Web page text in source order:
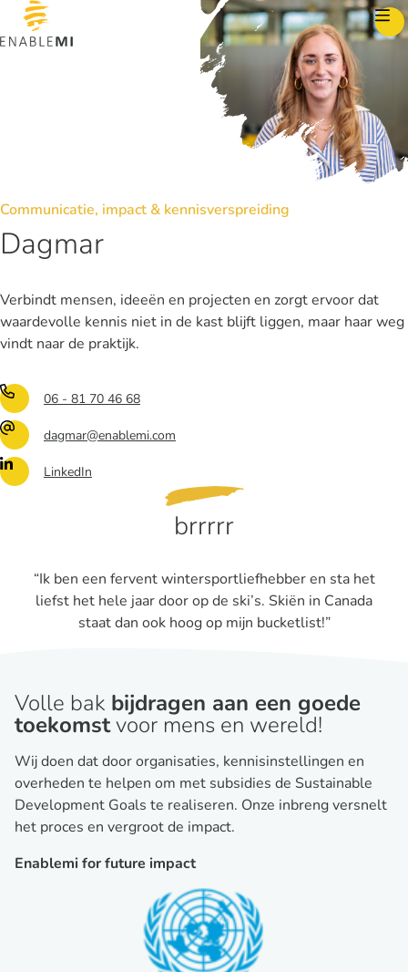
Skip to content
Communicatie, impact & kennisverspreiding
Dagmar
Verbindt mensen, ideeën en projecten en zorgt ervoor dat
waardevolle kennis niet in de kast blijft liggen, maar haar weg
vindt naar de praktijk.
06 - 81 70 46 68
dagmar@enablemi.com
LinkedIn
brrrrr
“Ik ben een fervent wintersportliefhebber en sta het
liefst het hele jaar door op de ski’s. Skiën in Canada
staat dan ook hoog op mijn bucketlist!”
Volle bak bijdragen aan een goede
toekomstvoor mens en wereld!
Wij doen dat door organisaties, kennisinstellingen en
overheden te helpen om met subsidies de Sustainable
Development Goals te realiseren. Onze inbreng versnelt
het proces en vergroot de impact.
Enablemi for future impact